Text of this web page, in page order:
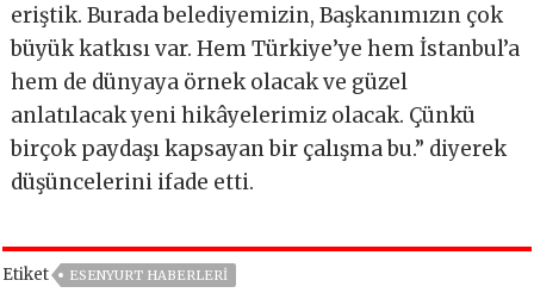
eriştik. Burada belediyemizin, Başkanımızın çok
büyük katkısı var. Hem Türkiye’ye hem İstanbul’a
hem de dünyaya örnek olacak ve güzel
anlatılacak yeni hikâyelerimiz olacak. Çünkü
birçok paydaşı kapsayan bir çalışma bu.” diyerek
düşüncelerini ifade etti.
Etiket ESENYURT HABERLERI